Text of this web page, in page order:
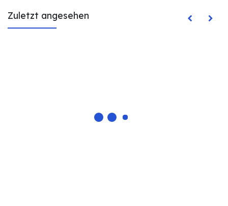
Zuletzt angesehen